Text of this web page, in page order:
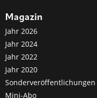
Magazin
Jahr 2026
Jahr 2024
Jahr 2022
Jahr 2020
Sonderveröffentlichungen
Mini-Abo